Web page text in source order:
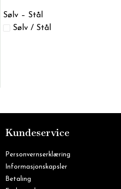
Sølv – Stål
Sølv / Stål
Kundeservice
Personvernserklæring
Informasjonskapsler
Betaling